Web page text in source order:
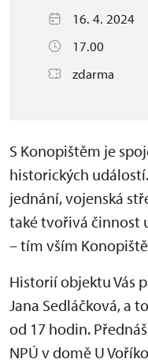
16. 4. 2024
17.00
zdarma
S Konopištěm je
historických
jednání, vojenská
také tvořivá činnost
– tím vším
Historií objektu Vás
Jana Sedláčková, a
od 17 hodin.
NPÚ v domě U